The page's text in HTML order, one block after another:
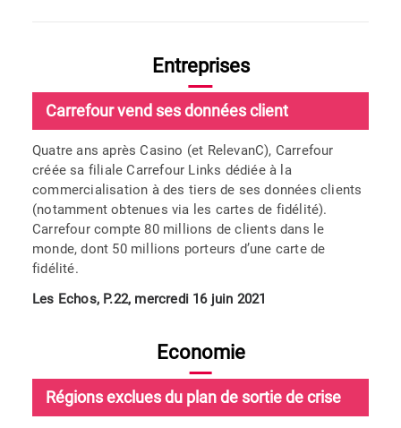
Entreprises
Carrefour vend ses données client
Quatre ans après Casino (et RelevanC), Carrefour
créée sa filiale Carrefour Links dédiée à la
commercialisation à des tiers de ses données clients
(notamment obtenues via les cartes de fidélité).
Carrefour compte 80 millions de clients dans le
monde, dont 50 millions porteurs d’une carte de
fidélité.
Les Echos, P.22, mercredi 16 juin 2021
Economie
Régions exclues du plan de sortie de crise